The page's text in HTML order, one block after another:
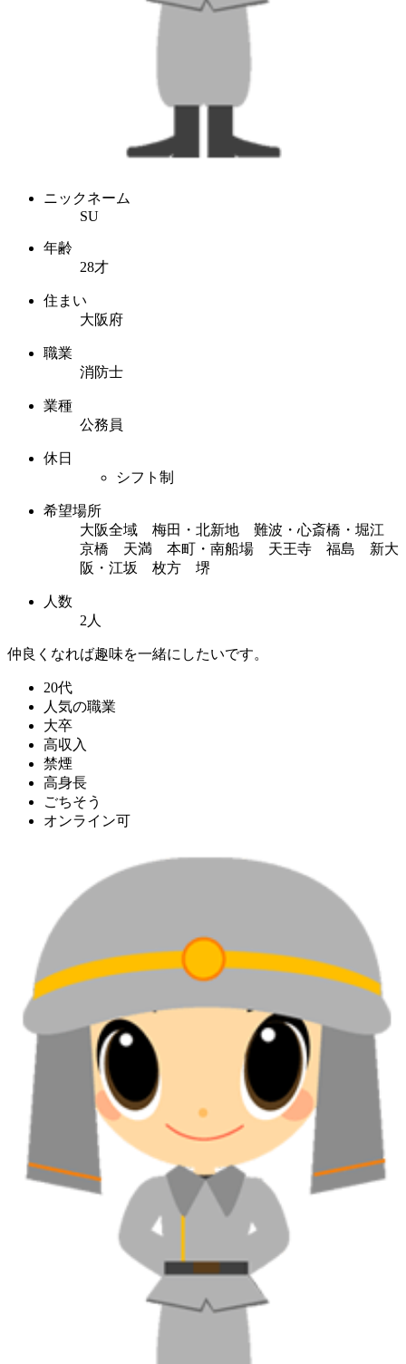
ニックネーム
SU
年齢
28才
住まい
大阪府
職業
消防士
業種
公務員
休日
シフト制
希望場所
大阪全域 梅田・北新地 難波・心斎橋・堀江
京橋 天満 本町・南船場 天王寺 福島 新大
阪・江坂 枚方 堺
人数
2人
仲良くなれば趣味を一緒にしたいです。
20代
人気の職業
大卒
高収入
禁煙
高身長
ごちそう
オンライン可